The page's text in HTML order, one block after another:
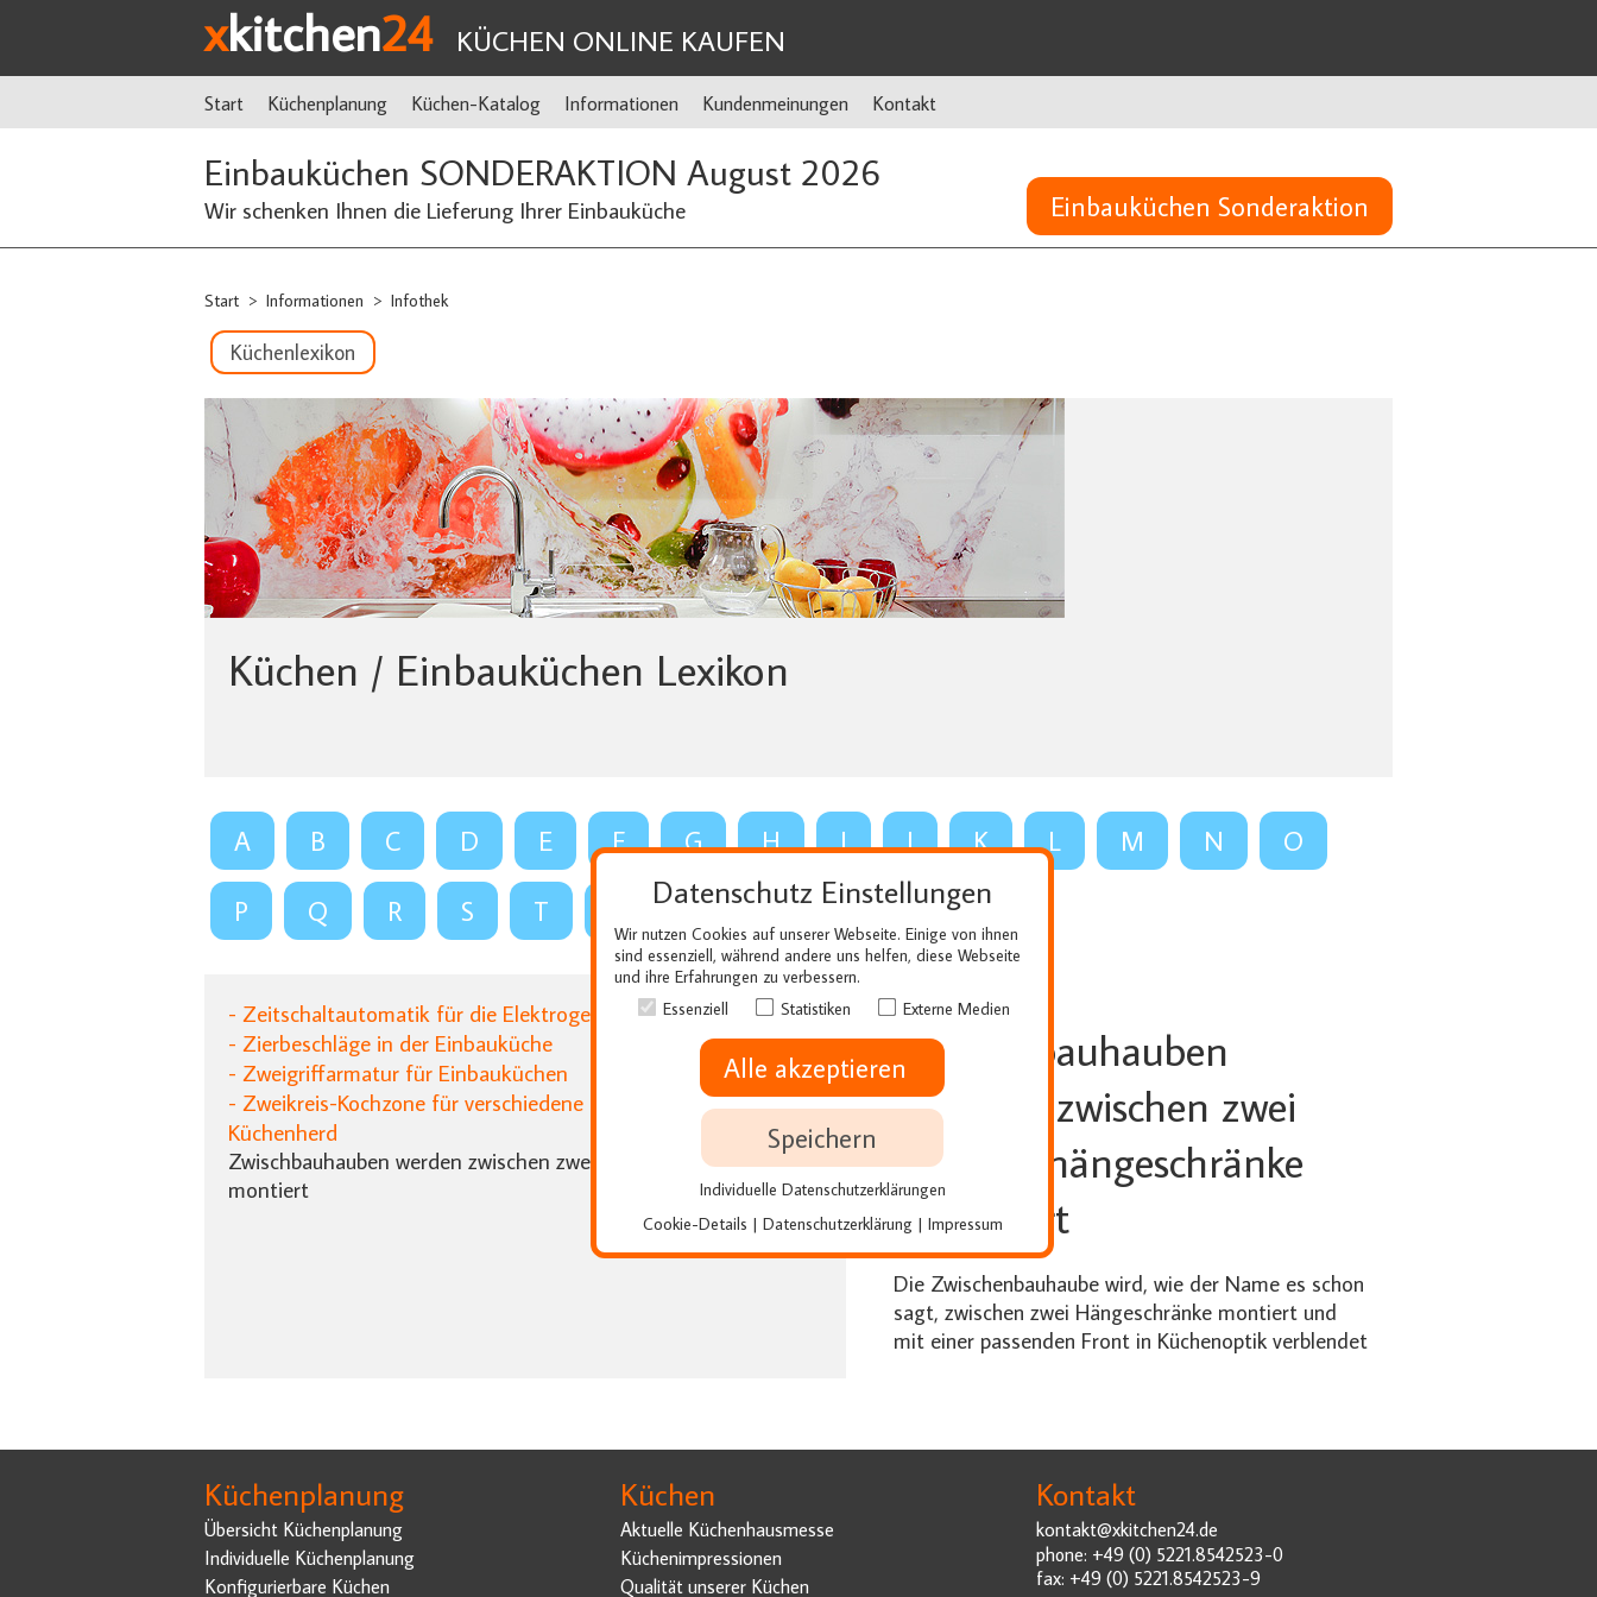
xkitchen24 KÜCHEN ONLINE KAUFEN
Start Küchenplanung Küchen-Katalog Informationen Kundenmeinungen Kontakt
Einbauküchen SONDERAKTION August 2026
Wir schenken Ihnen die Lieferung Ihrer Einbauküche Einbauküchen Sonderaktion
Start > Informationen > Infothek
Küchenlexikon
Küchen / Einbauküchen Lexikon
A B C D E F G H I J K L M N O
P Q R S T V W X Y
- Zeitschaltautomatik für die Elektrogeräte in der Küche
- Zierbeschläge in der Einbauküche
- Zweigriffarmatur für Einbauküchen
- Zweikreis-Kochzone für verschiedene Topfgrößen des
Küchenherd
Zwischbauhauben werden zwischen zwei Küchenhängeschränke
montiert
Zwischbauhauben
werden zwischen zwei
Küchenhängeschränke
montiert
Die Zwischenbauhaube wird, wie der Name es schon
sagt, zwischen zwei Hängeschränke montiert und
mit einer passenden Front in Küchenoptik verblendet
Küchenplanung
Übersicht Küchenplanung
Individuelle Küchenplanung
Konfigurierbare Küchen
Küchen
Aktuelle Küchenhausmesse
Küchenimpressionen
Qualität unserer Küchen
Kontakt
kontakt@xkitchen24.de
phone: +49 (0) 5221.8542523-0
fax: +49 (0) 5221.8542523-9
Datenschutz Einstellungen
Wir nutzen Cookies auf unserer Webseite. Einige von ihnen
sind essenziell, während andere uns helfen, diese Webseite
und ihre Erfahrungen zu verbessern.
Essenziell
Statistiken Externe Medien
Alle akzeptieren
Speichern
Individuelle Datenschutzerklärungen
Cookie-Details | Datenschutzerklärung | Impressum